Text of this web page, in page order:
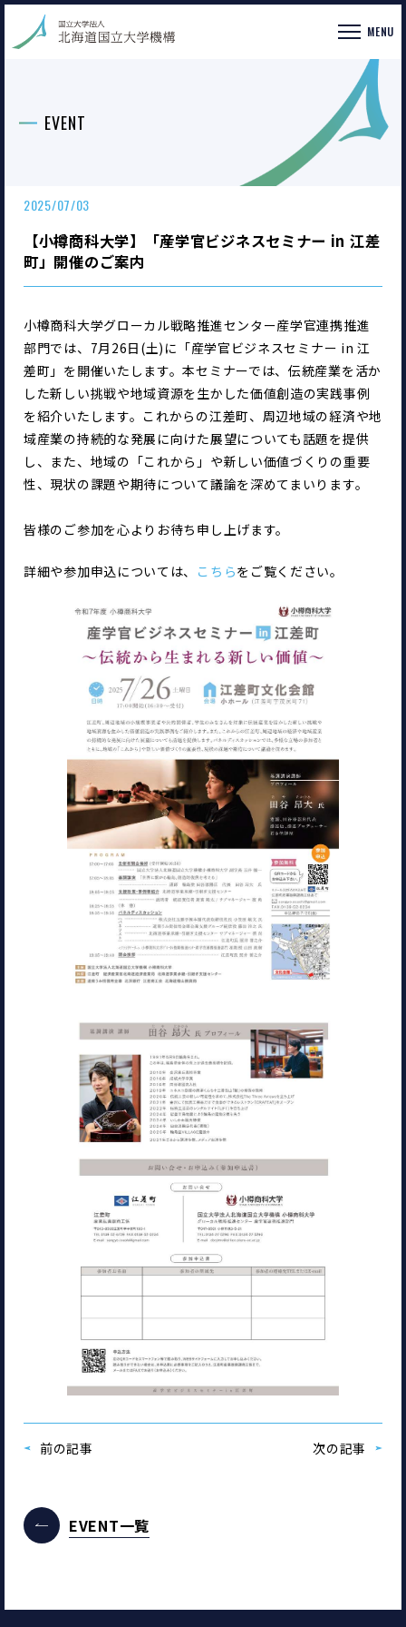
MENU
EVENT
2025/07/03
【小樽商科大学】「産学官ビジネスセミナー in 江差
町」開催のご案内
小樽商科大学グローカル戦略推進センター産学官連携推進
部門では、7月26日(土)に「産学官ビジネスセミナー in 江
差町」を開催いたします。本セミナーでは、伝統産業を活か
した新しい挑戦や地域資源を生かした価値創造の実践事例
を紹介いたします。これからの江差町、周辺地域の経済や地
域産業の持続的な発展に向けた展望についても話題を提供
し、また、地域の「これから」や新しい価値づくりの重要
性、現状の課題や期待について議論を深めてまいります。
皆様のご参加を心よりお待ち申し上げます。
詳細や参加申込については、 こちらをご覧ください。
前の記事 次の記事
EVENT一覧